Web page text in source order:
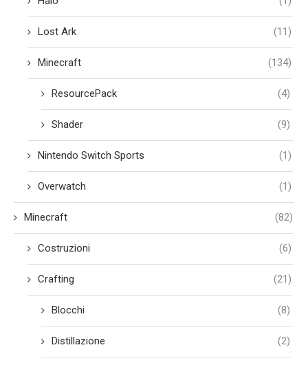
Lost Ark (11)
Minecraft (134)
ResourcePack (4)
Shader (9)
Nintendo Switch Sports (1)
Overwatch (1)
Minecraft (82)
Costruzioni (6)
Crafting (21)
Blocchi (8)
Distillazione (2)